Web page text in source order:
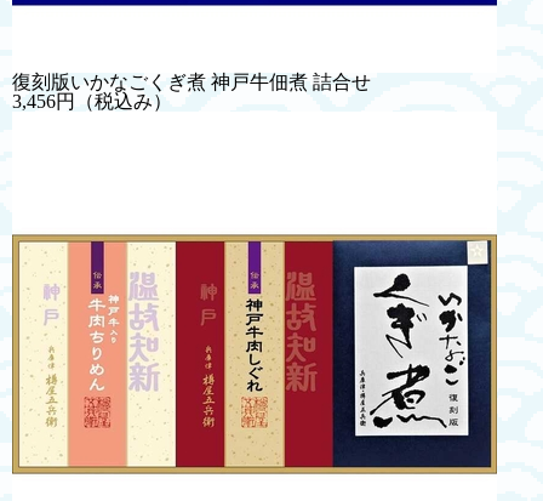
復刻版いかなごくぎ煮 神戸牛佃煮 詰合せ
3,456円
（税込み）